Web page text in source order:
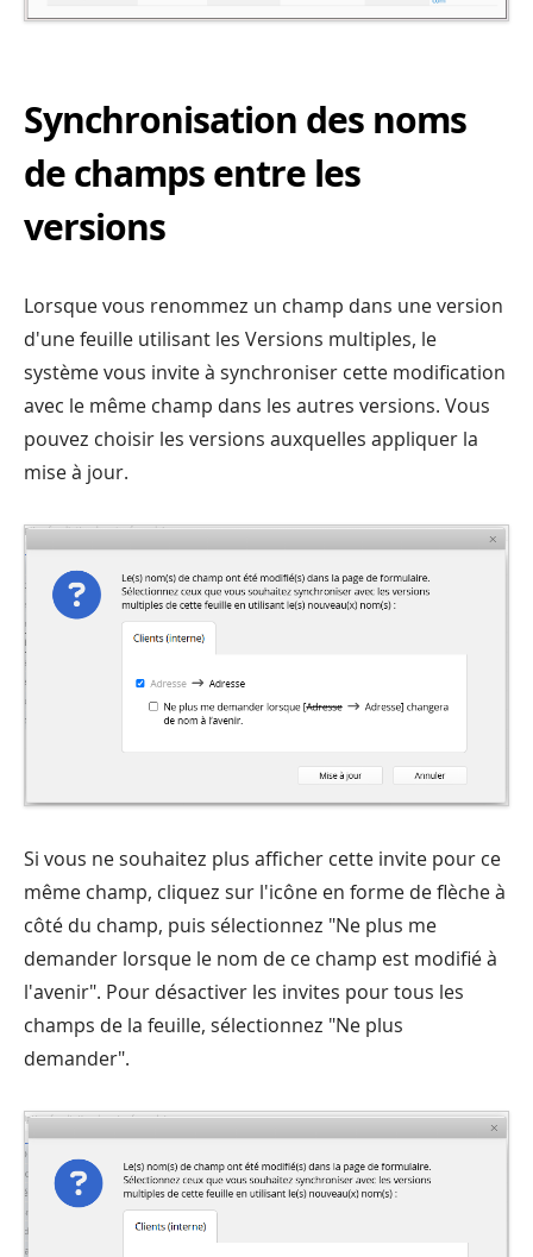
Synchronisation des noms
de champs entre les
versions
Lorsque vous renommez un champ dans une version
d'une feuille utilisant les Versions multiples, le
système vous invite à synchroniser cette modification
avec le même champ dans les autres versions. Vous
pouvez choisir les versions auxquelles appliquer la
mise à jour.
Si vous ne souhaitez plus afficher cette invite pour ce
même champ, cliquez sur l'icône en forme de flèche à
côté du champ, puis sélectionnez "Ne plus me
demander lorsque le nom de ce champ est modifié à
l'avenir". Pour désactiver les invites pour tous les
champs de la feuille, sélectionnez "Ne plus
demander".